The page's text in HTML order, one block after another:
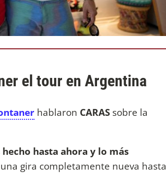
el tour en Argentina
hablaron CARAS sobre la
hasta ahora y lo más
gira completamente nueva hasta